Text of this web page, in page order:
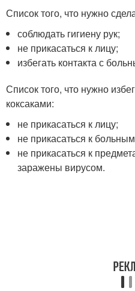
Список того, что нужно
соблюдать гигиену рук;
не прикасаться к лицу;
избегать контакта с
Список того, что нужно
коксаками:
не прикасаться к лицу;
не прикасаться к
не прикасаться к
заражены вирусом.